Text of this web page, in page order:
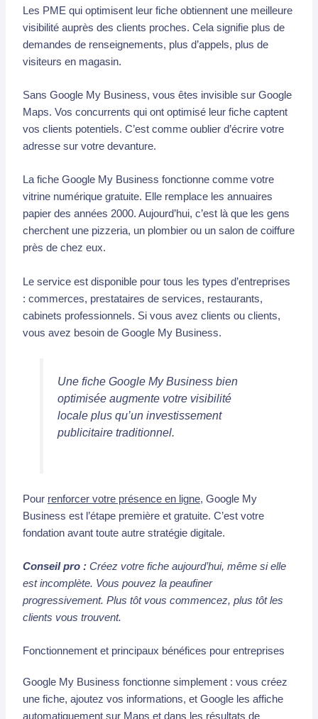
Les PME qui optimisent leur fiche obtiennent une meilleure
visibilité auprès des clients proches. Cela signifie plus de
demandes de renseignements, plus d’appels, plus de
visiteurs en magasin.
Sans Google My Business, vous êtes invisible sur Google
Maps. Vos concurrents qui ont optimisé leur fiche captent
vos clients potentiels. C’est comme oublier d’écrire votre
adresse sur votre devanture.
La fiche Google My Business fonctionne comme votre
vitrine numérique gratuite. Elle remplace les annuaires
papier des années 2000. Aujourd’hui, c’est là que les gens
cherchent une pizzeria, un plombier ou un salon de coiffure
près de chez eux.
Le service est disponible pour tous les types d’entreprises
: commerces, prestataires de services, restaurants,
cabinets professionnels. Si vous avez clients ou clients,
vous avez besoin de Google My Business.
Une fiche Google My Business bien
optimisée augmente votre visibilité
locale plus qu’un investissement
publicitaire traditionnel.
Pour renforcer votre présence en ligne, Google My
Business est l’étape première et gratuite. C’est votre
fondation avant toute autre stratégie digitale.
Conseil pro : Créez votre fiche aujourd’hui, même si elle
est incomplète. Vous pouvez la peaufiner
progressivement. Plus tôt vous commencez, plus tôt les
clients vous trouvent.
Fonctionnement et principaux bénéfices pour entreprises
Google My Business fonctionne simplement : vous créez
une fiche, ajoutez vos informations, et Google les affiche
automatiquement sur Maps et dans les résultats de